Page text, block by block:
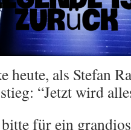
heute, als Stefan
“Jetzt wird
bitte für ein